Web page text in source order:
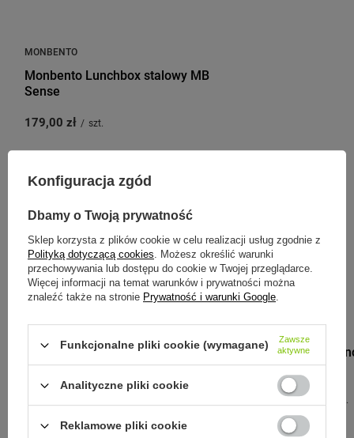
MONBENTO
Monbento Lunchbox stalowy MB
Sense
179,00 zł / szt.
Zobacz inne produkty tego
producenta
MONBENTO
Monbento
Graphic Fox
109,00 zł
Konfiguracja zgód
Dbamy o Twoją prywatność
Sklep korzysta z plików cookie w celu realizacji usług zgodnie z
Polityką dotyczącą cookies. Możesz określić warunki
przechowywania lub dostępu do cookie w Twojej przeglądarce.
Więcej informacji na temat warunków i prywatności można
znaleźć także na stronie Prywatność i warunki Google.
Funkcjonalne pliki cookie (wymagane)
Zawsze
aktywne
Analityczne pliki cookie
Reklamowe pliki cookie